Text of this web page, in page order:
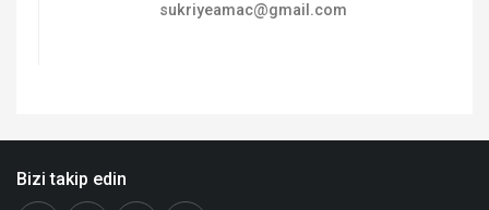
sukriyeamac@gmail.com
Bizi takip edin